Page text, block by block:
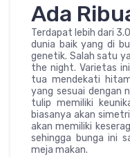
Ada
Terdapat lebih dari
dunia baik yang di
genetik. Salah satu
the night. Varietas
tua mendekati
yang sesuai dengan
tulip memiliki
biasanya akan
akan memiliki
sehingga bunga ini
meja makan.